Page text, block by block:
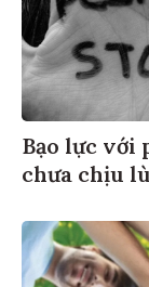
Bạo lực với
chưa chịu